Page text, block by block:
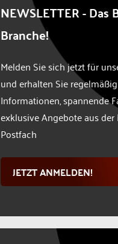
NEWSLETTER - Das
Branche!
Melden Sie sich jetzt für
und erhalten Sie
Informationen, spannende
exklusive Angebote aus
Postfach
JETZT ANMELDEN!